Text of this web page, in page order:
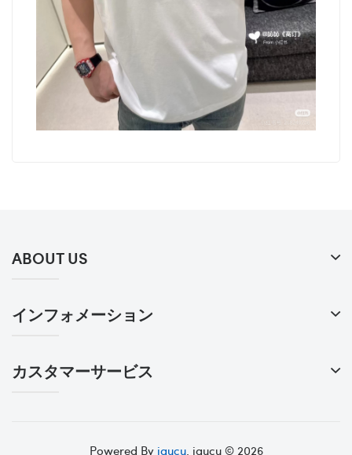
ABOUT US
インフォメーション
カスタマーサービス
Powered By igucu. igucu © 2026